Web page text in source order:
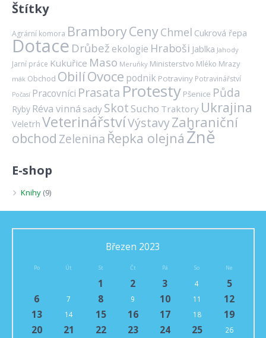
Štítky
Agrární komora BramboryCenyChmel Cukrová řepa
Dotace Drůbež ekologie Hraboši Jablka Jahody
Jarní práce Kukuřice Maso Meruňky Ministerstvo Mléko Mrazy
mák Obchod ObilíOvoce podnik Potraviny Potravinářství
Počasí Pracovníci Prasata Protesty Pšenice Půda
Ryby Réva vinná sady Skot Sucho Traktory Ukrajina
Veletrh VeterinářstvíVýstavyZahraniční
obchod Zelenina Řepka olejná Žně
E-shop
Knihy (9)
Březen 2023
Po Út St Čt Pá So Ne
1 2 3 4
5
6
7 8 9 10 11
12
13
14 15 16 17 18
19
20
21 22 23 24 25 26